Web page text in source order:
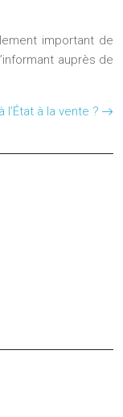
important de
auprès de
à la vente ?